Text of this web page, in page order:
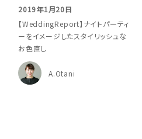
2019年1月20日
【WeddingReport】ナイトパーティ
ーをイメージしたスタイリッシュな
お色直し
A.Otani